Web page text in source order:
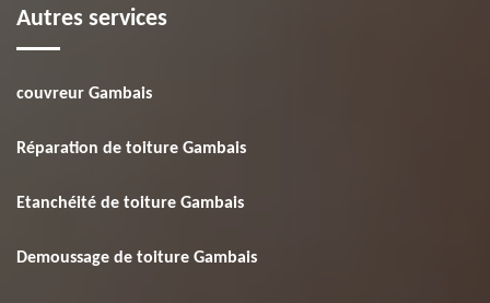
Autres services
couvreur Gambais
Réparation de toiture Gambais
Etanchéité de toiture Gambais
Demoussage de toiture Gambais